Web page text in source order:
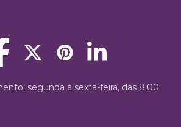
segunda à sexta-feira, das 8:00